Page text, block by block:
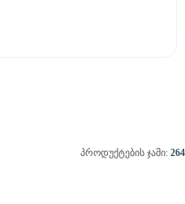
პროდუქტების ჯამი: 264